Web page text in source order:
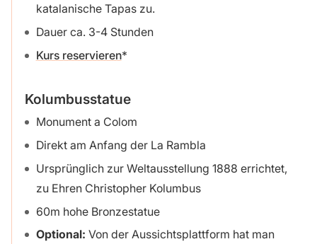
katalanische Tapas zu.
Dauer ca. 3-4 Stunden
Kurs reservieren
Kolumbusstatue
Monument a Colom
Direkt am Anfang der La Rambla
Ursprünglich zur Weltausstellung 1888 errichtet,
zu Ehren Christopher Kolumbus
60m hohe Bronzestatue
Optional: Von der Aussichtsplattform hat man